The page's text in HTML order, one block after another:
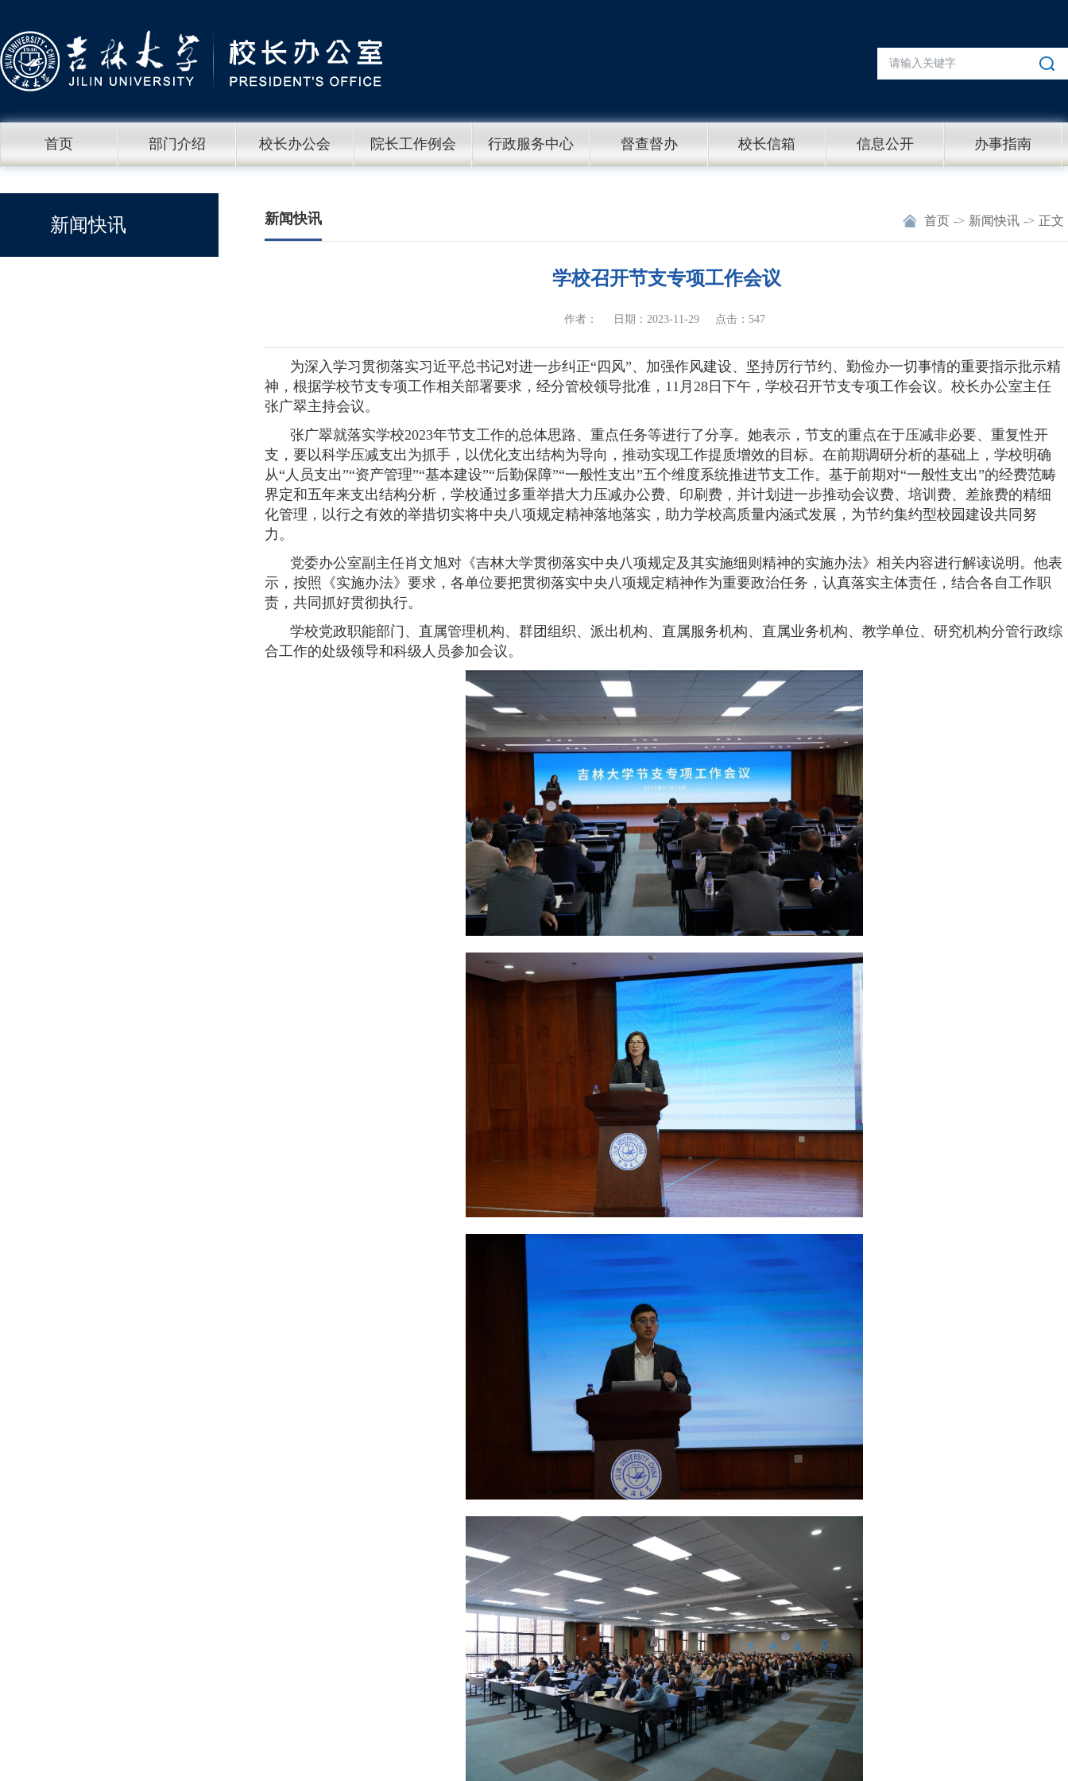
首页 部门介绍 校长办公会 院长工作例会 行政服务中心 督查督办 校长信箱 信息公开 办事指南
新闻快讯 新闻快讯 首页 -> 新闻快讯 -> 正文
学校召开节支专项工作会议
作者： 日期：2023-11-29 点击：547
为深入学习贯彻落实习近平总书记对进一步纠正“四风”、加强作风建设、坚持厉行节约、勤俭办一切事情的重要指示批示精
神，根据学校节支专项工作相关部署要求，经分管校领导批准，11月28日下午，学校召开节支专项工作会议。校长办公室主任
张广翠主持会议。
张广翠就落实学校2023年节支工作的总体思路、重点任务等进行了分享。她表示，节支的重点在于压减非必要、重复性开
支，要以科学压减支出为抓手，以优化支出结构为导向，推动实现工作提质增效的目标。在前期调研分析的基础上，学校明确
从“人员支出”“资产管理”“基本建设”“后勤保障”“一般性支出”五个维度系统推进节支工作。基于前期对“一般性支出”的经费范畴
界定和五年来支出结构分析，学校通过多重举措大力压减办公费、印刷费，并计划进一步推动会议费、培训费、差旅费的精细
化管理，以行之有效的举措切实将中央八项规定精神落地落实，助力学校高质量内涵式发展，为节约集约型校园建设共同努
力。
党委办公室副主任肖文旭对《吉林大学贯彻落实中央八项规定及其实施细则精神的实施办法》相关内容进行解读说明。他表
示，按照《实施办法》要求，各单位要把贯彻落实中央八项规定精神作为重要政治任务，认真落实主体责任，结合各自工作职
责，共同抓好贯彻执行。
学校党政职能部门、直属管理机构、群团组织、派出机构、直属服务机构、直属业务机构、教学单位、研究机构分管行政综
合工作的处级领导和科级人员参加会议。